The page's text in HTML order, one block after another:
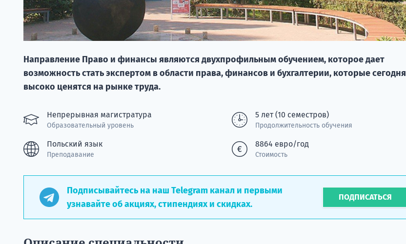
Направление Право и финансы являются двухпрофильным обучением, которое дает
возможность стать экспертом в области права, финансов и бухгалтерии, которые сегодня
высоко ценятся на рынке труда.
Непрерывная магистратура
Образовательный уровень
5 лет (10 семестров)
Продолжительность обучения
Польский язык
Преподавание
8864 евро/год
Стоимость
Подписывайтесь на наш Telegram канал и первыми
узнавайте об акциях, стипендиях и скидках.
ПОДПИСАТЬСЯ